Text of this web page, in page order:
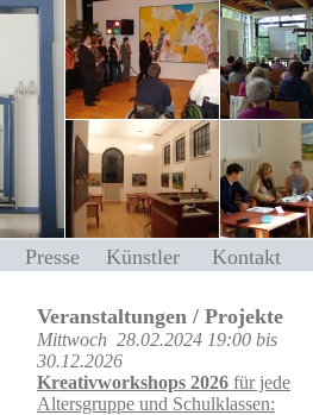
Presse Künstler Kontakt
Veranstaltungen / Projekte
Mittwoch 28.02.2024 19:00 bis
30.12.2026
Kreativworkshops 2026 für jede
Altersgruppe und Schulklassen: